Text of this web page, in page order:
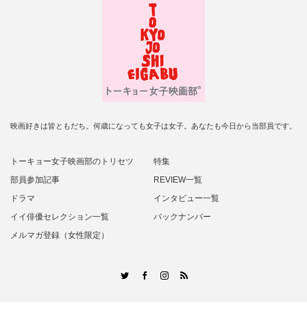
映画好きは皆ともだち。何歳になっても女子は女子。あなたも今日から当部員です。
トーキョー女子映画部のトリセツ
特集
部員参加記事
REVIEW一覧
ドラマ
インタビュー一覧
イイ俳優セレクション一覧
バックナンバー
メルマガ登録（女性限定）
TwitterFacebookInstagram
RSS